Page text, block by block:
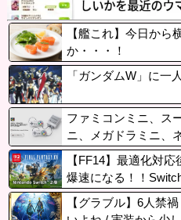
【艦これ】今日から
か・・・！
「ガンダムW」に一
ファミコンミニ、ス
ニ、メガドラミニ、
【FF14】最適化対
爆速になる！！
くなってめちゃくち
【グラブル】6人禁